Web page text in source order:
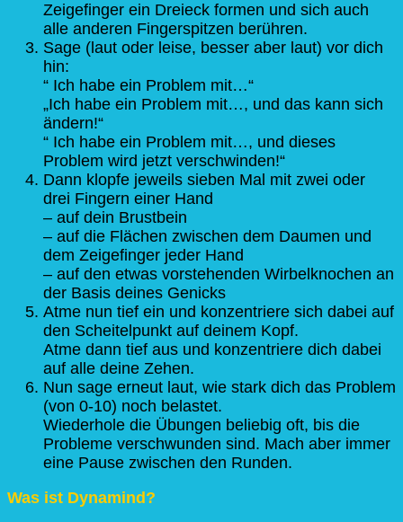
Zeigefinger ein Dreieck formen und sich auch
alle anderen Fingerspitzen berühren.
Sage (laut oder leise, besser aber laut) vor dich
hin:
“ Ich habe ein Problem mit…“
„Ich habe ein Problem mit…, und das kann sich
ändern!“
“ Ich habe ein Problem mit…, und dieses
Problem wird jetzt verschwinden!“
Dann klopfe jeweils sieben Mal mit zwei oder
drei Fingern einer Hand
– auf dein Brustbein
– auf die Flächen zwischen dem Daumen und
dem Zeigefinger jeder Hand
– auf den etwas vorstehenden Wirbelknochen an
der Basis deines Genicks
Atme nun tief ein und konzentriere sich dabei auf
den Scheitelpunkt auf deinem Kopf.
Atme dann tief aus und konzentriere dich dabei
auf alle deine Zehen.
Nun sage erneut laut, wie stark dich das Problem
(von 0-10) noch belastet.
Wiederhole die Übungen beliebig oft, bis die
Probleme verschwunden sind. Mach aber immer
eine Pause zwischen den Runden.
Was ist Dynamind?